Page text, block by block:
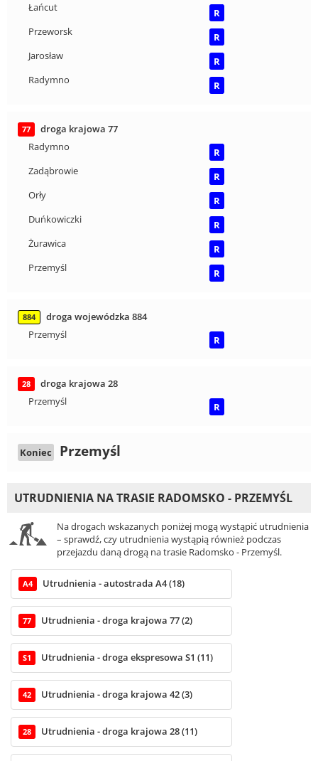
Łańcut
R
Przeworsk
R
Jarosław
R
Radymno
R
77
droga krajowa 77
Radymno
R
Zadąbrowie
R
Orły
R
Duńkowiczki
R
Żurawica
R
Przemyśl
R
884
droga wojewódzka 884
Przemyśl
R
28
droga krajowa 28
Przemyśl
R
Koniec Przemyśl
UTRUDNIENIA NA TRASIE RADOMSKO - PRZEMYŚL
Na drogach wskazanych poniżej mogą wystąpić utrudnienia
– sprawdź, czy utrudnienia wystąpią również podczas
przejazdu daną drogą na trasie Radomsko - Przemyśl.
A4 Utrudnienia - autostrada A4 (18)
77 Utrudnienia - droga krajowa 77 (2)
S1 Utrudnienia - droga ekspresowa S1 (11)
42 Utrudnienia - droga krajowa 42 (3)
28 Utrudnienia - droga krajowa 28 (11)